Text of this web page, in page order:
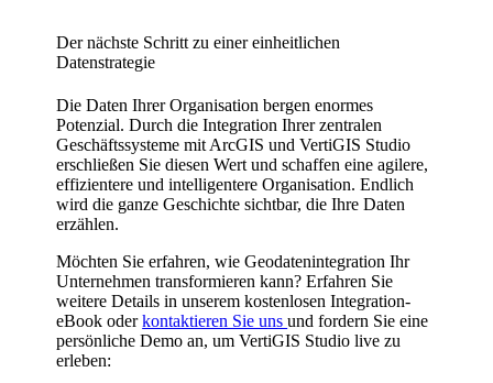
Der nächste Schritt zu einer einheitlichen
Datenstrategie
Die Daten Ihrer Organisation bergen enormes
Potenzial. Durch die Integration Ihrer zentralen
Geschäftssysteme mit ArcGIS und VertiGIS Studio
erschließen Sie diesen Wert und schaffen eine agilere,
effizientere und intelligentere Organisation. Endlich
wird die ganze Geschichte sichtbar, die Ihre Daten
erzählen.
Möchten Sie erfahren, wie Geodatenintegration Ihr
Unternehmen transformieren kann? Erfahren Sie
weitere Details in unserem kostenlosen Integration-
eBook oderkontaktieren Sie unsund fordern Sie eine
persönliche Demo an, um VertiGIS Studio live zu
erleben: